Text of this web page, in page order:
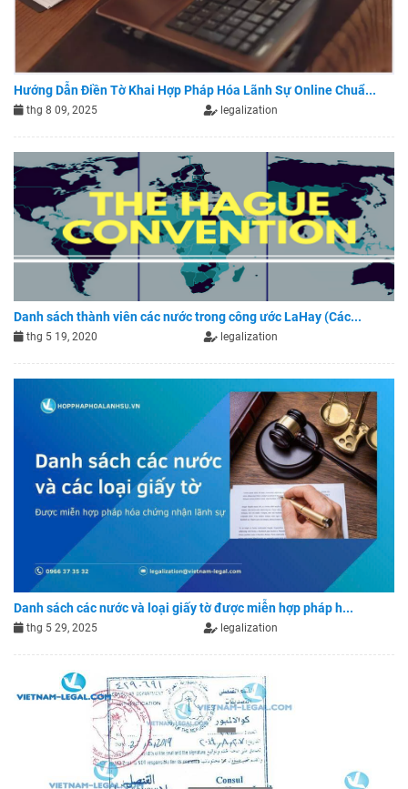
Hướng Dẫn Điền Tờ Khai Hợp Pháp Hóa Lãnh Sự Online Chuẩ...
thg 8 09, 2025 legalization
Danh sách thành viên các nước trong công ước LaHay (Các...
thg 5 19, 2020 legalization
Danh sách các nước và loại giấy tờ được miễn hợp pháp h...
thg 5 29, 2025 legalization